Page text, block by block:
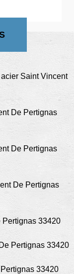
Saint Vincent
De Pertignas
De Pertignas
De Pertignas
Pertignas 33420
Pertignas 33420
33420